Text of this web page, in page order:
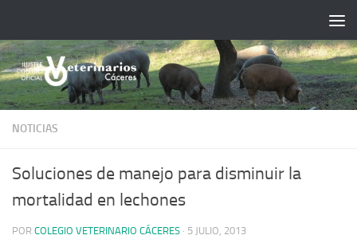
NOTICIAS
Soluciones de manejo para disminuir la
mortalidad en lechones
POR COLEGIO VETERINARIO CÁCERES · 5 JULIO, 2013